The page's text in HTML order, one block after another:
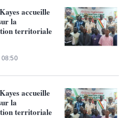
accueille
la
territoriale
08:50
accueille
la
territoriale